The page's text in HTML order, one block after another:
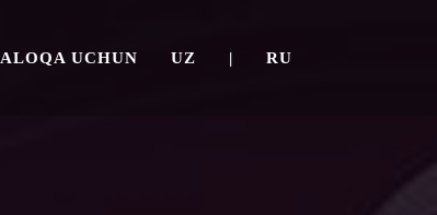
ALOQA UCHUN UZ | RU